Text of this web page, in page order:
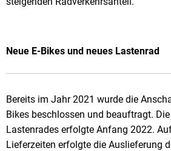
Neue E-Bikes und neues Lastenrad
Bereits im Jahr 2021 wurde die
Bikes beschlossen und beauftragt.
Lastenrades erfolgte Anfang 2022.
Lieferzeiten erfolgte die Auslieferung